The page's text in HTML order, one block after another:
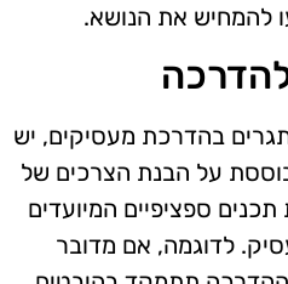
להמחיש את הנושא.
בהדרכת מעסיקים, יש
על הבנת הצרכים של
ספציפיים המיועדים
לדוגמה, אם מדובר